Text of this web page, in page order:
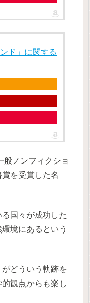
ド」に関する
般ノンフィクショ
を受賞した名
国々が成功した
境にあるという
どういう軌跡を
観点からも楽し